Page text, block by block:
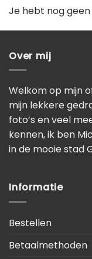
Je hebt nog
Over mij
Welkom op mijn
mijn lekkere
foto’s en veel
kennen, ik ben
in de mooie stad
Informatie
Bestellen
Betaalmethoden